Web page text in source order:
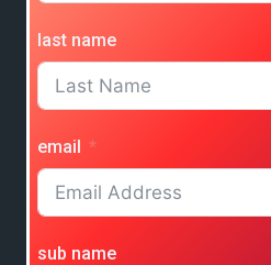
last name
email
sub name